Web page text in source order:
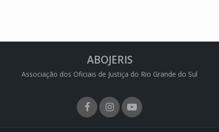
ABOJERIS
Associação dos Oficiais de Justiça do Rio Grande do Sul
FacebookInstagram
Youtube